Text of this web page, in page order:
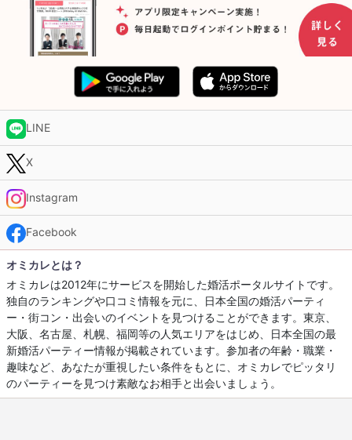
LINE
X
Instagram
Facebook
オミカレとは？
オミカレは2012年にサービスを開始した婚活ポータルサイトです。
独自のランキングや口コミ情報を元に、日本全国の婚活パーティ
ー・街コン・出会いのイベントを見つけることができます。東京、
大阪、名古屋、札幌、福岡等の人気エリアをはじめ、日本全国の最
新婚活パーティー情報が掲載されています。参加者の年齢・職業・
趣味など、あなたが重視したい条件をもとに、オミカレでピッタリ
のパーティーを見つけ素敵なお相手と出会いましょう。